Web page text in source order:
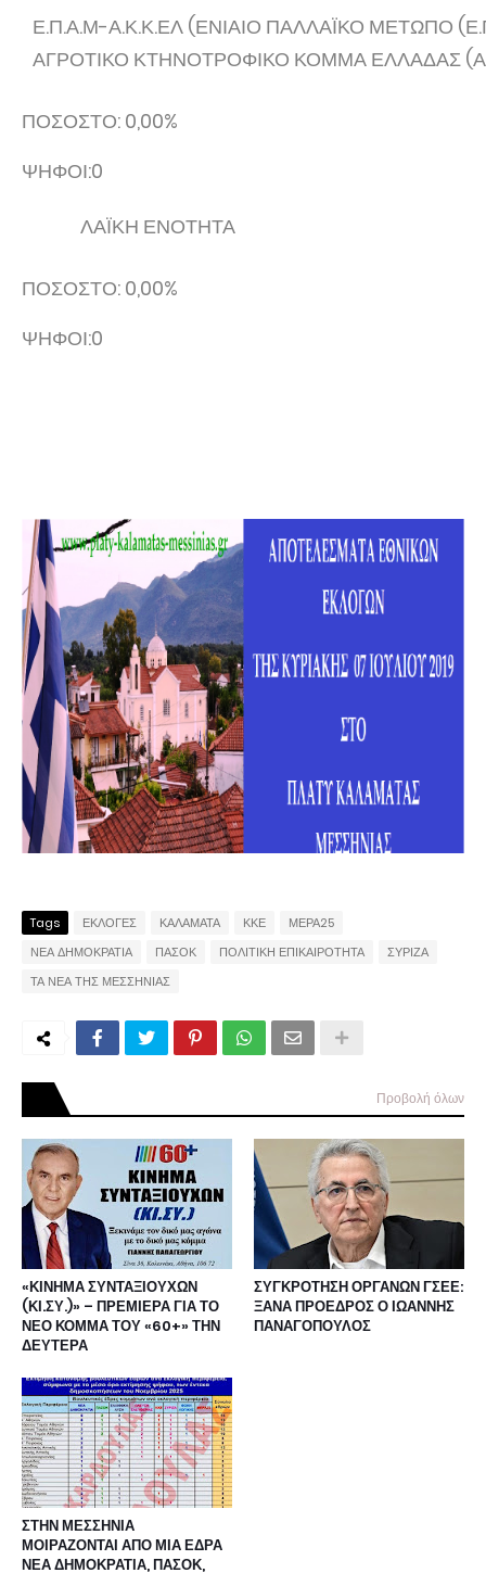
Ε.Π.Α.Μ-Α.Κ.Κ.ΕΛ (ΕΝΙΑΙΟ ΠΑΛΛΑΪΚΟ ΜΕΤΩΠΟ
ΑΓΡΟΤΙΚΟ ΚΤΗΝΟΤΡΟΦΙΚΟ ΚΟΜΜΑ ΕΛΛΑΔΑΣ
ΠΟΣΟΣΤΟ: 0,00%
ΨΗΦΟΙ:0
ΛΑΪΚΗ ΕΝΟΤΗΤΑ
ΠΟΣΟΣΤΟ: 0,00%
ΨΗΦΟΙ:0
Tags ΕΚΛΟΓΕΣ ΚΑΛΑΜΑΤΑ ΚΚΕ
ΜΕΡΑ25
ΝΕΑ ΔΗΜΟΚΡΑΤΙΑ
ΠΑΣΟΚ ΠΟΛΙΤΙΚΗ ΕΠΙΚΑΙΡΟΤΗΤΑ
ΣΥΡΙΖΑ
ΤΑ ΝΕΑ ΤΗΣ ΜΕΣΣΗΝΙΑΣ
Προβολή όλων
«ΚΙΝΗΜΑ ΣΥΝΤΑΞΙΟΥΧΩΝ
(ΚΙ.ΣΥ.)» – ΠΡΕΜΙΕΡΑ ΓΙΑ ΤΟ
ΝΕΟ ΚΟΜΜΑ ΤΟΥ «60+» ΤΗΝ
ΔΕΥΤΕΡΑ
ΣΥΓΚΡΟΤΗΣΗ ΟΡΓΑΝΩΝ ΓΣΕΕ:
ΞΑΝΑ ΠΡΟΕΔΡΟΣ Ο ΙΩΑΝΝΗΣ
ΠΑΝΑΓΟΠΟΥΛΟΣ
ΣΤΗΝ ΜΕΣΣΗΝΙΑ
ΜΟΙΡΑΖΟΝΤΑΙ ΑΠΟ ΜΙΑ ΕΔΡΑ
ΝΕΑ ΔΗΜΟΚΡΑΤΙΑ, ΠΑΣΟΚ,